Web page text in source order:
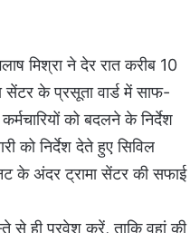
मिश्रा ने देर रात करीब 10
के प्रसूता वार्ड में साफ-
को बदलने के निर्देश
को निर्देश देते हुए सिविल
के अंदर ट्रामा सेंटर की सफाई
से ही प्रवेश करें, ताकि वहां की